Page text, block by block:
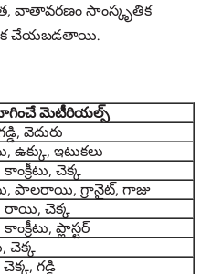
వాతావరణం సాంస్కృతిక
చేయబడతాయి.
మెటీరియల్స్
వెదురు
ఉక్కు, ఇటుకలు
చెక్క
పాలరాయి, గ్రానైట్, గాజు
రాయి, చెక్క
ప్లాస్టర్
చెక్క
గడ్డి